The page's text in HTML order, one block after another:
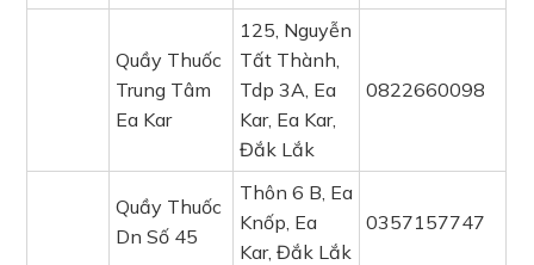
Quầy Thuốc
Trung Tâm
Ea Kar
125, Nguyễn
Tất Thành,
Tdp 3A, Ea
Kar, Ea Kar,
Đắk Lắk
0822660098
Quầy Thuốc
Dn Số 45
Thôn 6 B, Ea
Knốp, Ea
Kar, Đắk Lắk
0357157747